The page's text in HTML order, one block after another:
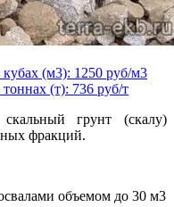
(м3): 1250 руб/м3
(т): 736 руб/т
грунт (скалу)
фракций.
объемом до 30 м3